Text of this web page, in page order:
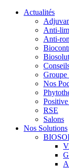
Actualités
Anti-
Anti-
Nos
RSE
Salons
Nos Solutions